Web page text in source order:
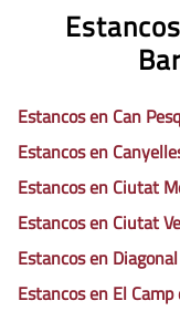
Estancos en Can
Estancos en
Estancos en Ciutat
Estancos en Ciutat
Estancos en
Estancos en El